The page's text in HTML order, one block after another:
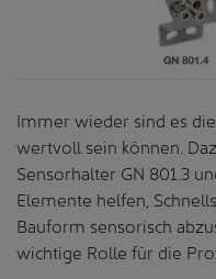
Immer wieder sind es
wertvoll sein können.
Sensorhalter GN 801.3
Elemente helfen,
Bauform sensorisch
wichtige Rolle für die